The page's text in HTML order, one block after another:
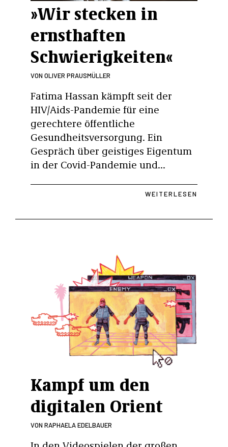
»Wir stecken in
ernsthaften
Schwierigkeiten«
VON OLIVER PRAUSMÜLLER
Fatima Hassan kämpft seit der
HIV/Aids-Pandemie für eine
gerechtere öffentliche
Gesundheitsversorgung. Ein
Gespräch über geistiges Eigentum
in der Covid-Pandemie und...
WEITERLESEN
Kampf um den
digitalen Orient
VON RAPHAELA EDELBAUER